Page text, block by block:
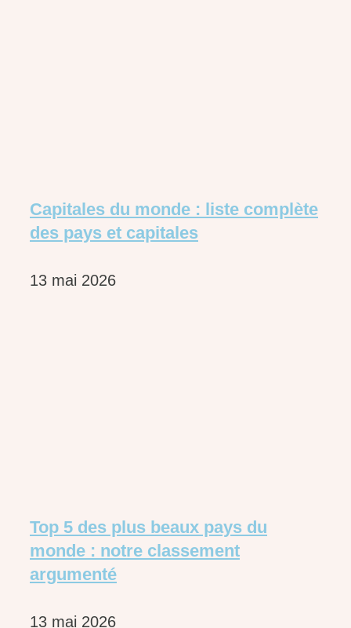
Capitales du monde : liste complète
des pays et capitales
13 mai 2026
Top 5 des plus beaux pays du
monde : notre classement
argumenté
13 mai 2026